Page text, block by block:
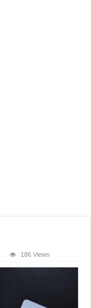
186 Views